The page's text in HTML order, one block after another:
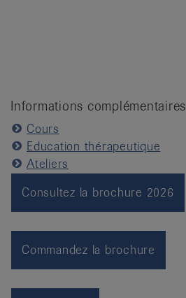
Informations complémentaires
Cours
Education thérapeutique
Ateliers
Consultez la brochure 2026
Commandez la brochure